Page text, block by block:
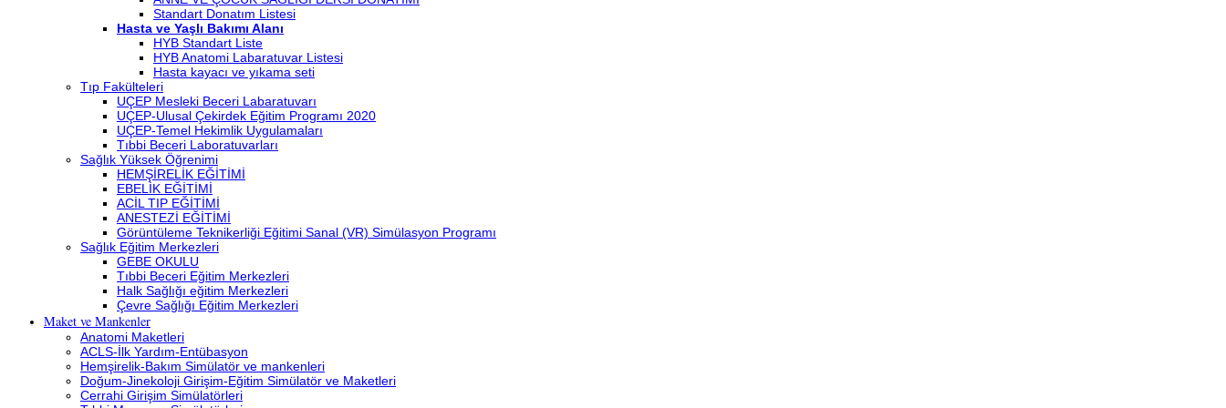
Standart Donatım Listesi
Hasta ve Yaşlı Bakımı Alanı
HYB Standart Liste
HYB Anatomi Labaratuvar Listesi
Hasta kayacı ve yıkama seti
Tıp Fakülteleri
UÇEP Mesleki Beceri Labaratuvarı
UÇEP-Ulusal Çekirdek Eğitim Programı 2020
UÇEP-Temel Hekimlik Uygulamaları
Tıbbi Beceri Laboratuvarları
Sağlık Yüksek Öğrenimi
HEMŞİRELİK EĞİTİMİ
EBELİK EĞİTİMİ
ACİL TIP EĞİTİMİ
ANESTEZİ EĞİTİMİ
Görüntüleme Teknikerliği Eğitimi Sanal (VR) Simülasyon Programı
Sağlık Eğitim Merkezleri
GEBE OKULU
Tıbbi Beceri Eğitim Merkezleri
Halk Sağlığı eğitim Merkezleri
Çevre Sağlığı Eğitim Merkezleri
Maket ve Mankenler
Anatomi Maketleri
ACLS-İlk Yardım-Entübasyon
Hemşirelik-Bakım Simülatör ve mankenleri
Doğum-Jinekoloji Girişim-Eğitim Simülatör ve Maketleri
Cerrahi Girişim Simülatörleri